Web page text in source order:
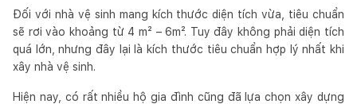
Đối với nhà vệ sinh mang kích thước diện tích vừa, tiêu chuẩn
sẽ rơi vào khoảng từ 4 m² – 6m². Tuy đây không phải diện tích
quá lớn, nhưng đây lại là kích thước tiêu chuẩn hợp lý nhất khi
xây nhà vệ sinh.
Hiện nay, có rất nhiều hộ gia đình cũng đã lựa chọn xây dựng